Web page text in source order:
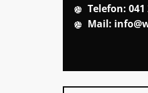
Telefon: 041
Mail: